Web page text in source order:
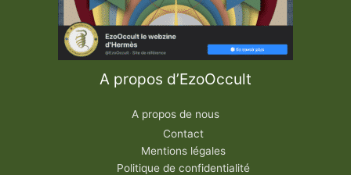
A propos d’EzoOccult
A propos de nous
Contact
Mentions légales
Politique de confidentialité